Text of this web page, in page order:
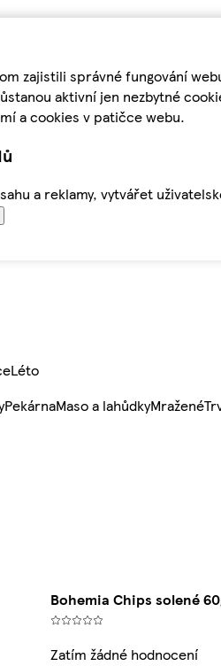
zajistili správné fungování
aktivní jen nezbytné
a cookies v patičce webu.
a reklamy, vytvářet
Léto
PekárnaMaso a lahůdkyMražené
Bohemia Chips solené
Zatím žádné hodnocení